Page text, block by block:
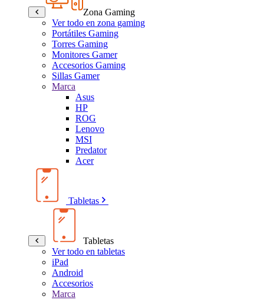
Zona Gaming
Ver todo en zona gaming
Portátiles Gaming
Torres Gaming
Monitores Gamer
Accesorios Gaming
Sillas Gamer
Marca
Asus
HP
ROG
Lenovo
MSI
Predator
Acer
Tabletas
Tabletas
Ver todo en tabletas
iPad
Android
Accesorios
Marca